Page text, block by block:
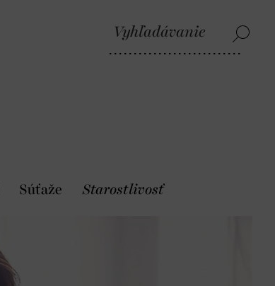
Súťaže Starostlivosť